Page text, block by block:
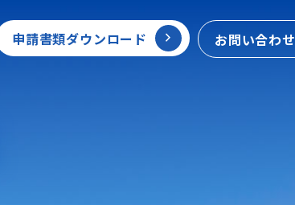
申請書類ダウンロード お問い合わせ